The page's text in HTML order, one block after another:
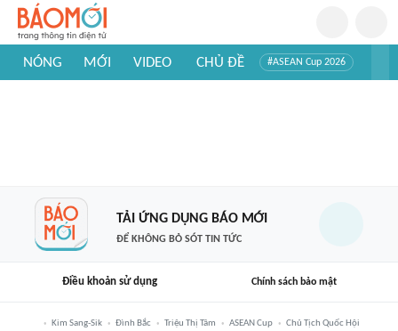
NÓNG MỚI VIDEO CHỦ ĐỀ #ASEAN Cup 2026
TẢI ỨNG DỤNG BÁO MỚI
ĐỂ KHÔNG BỎ SÓT TIN TỨC
Điều khoản sử dụng Chính sách bảo mật
Kim Sang-Sik Đình Bắc Triệu Thị Tâm ASEAN Cup
Chủ Tịch Quốc Hội